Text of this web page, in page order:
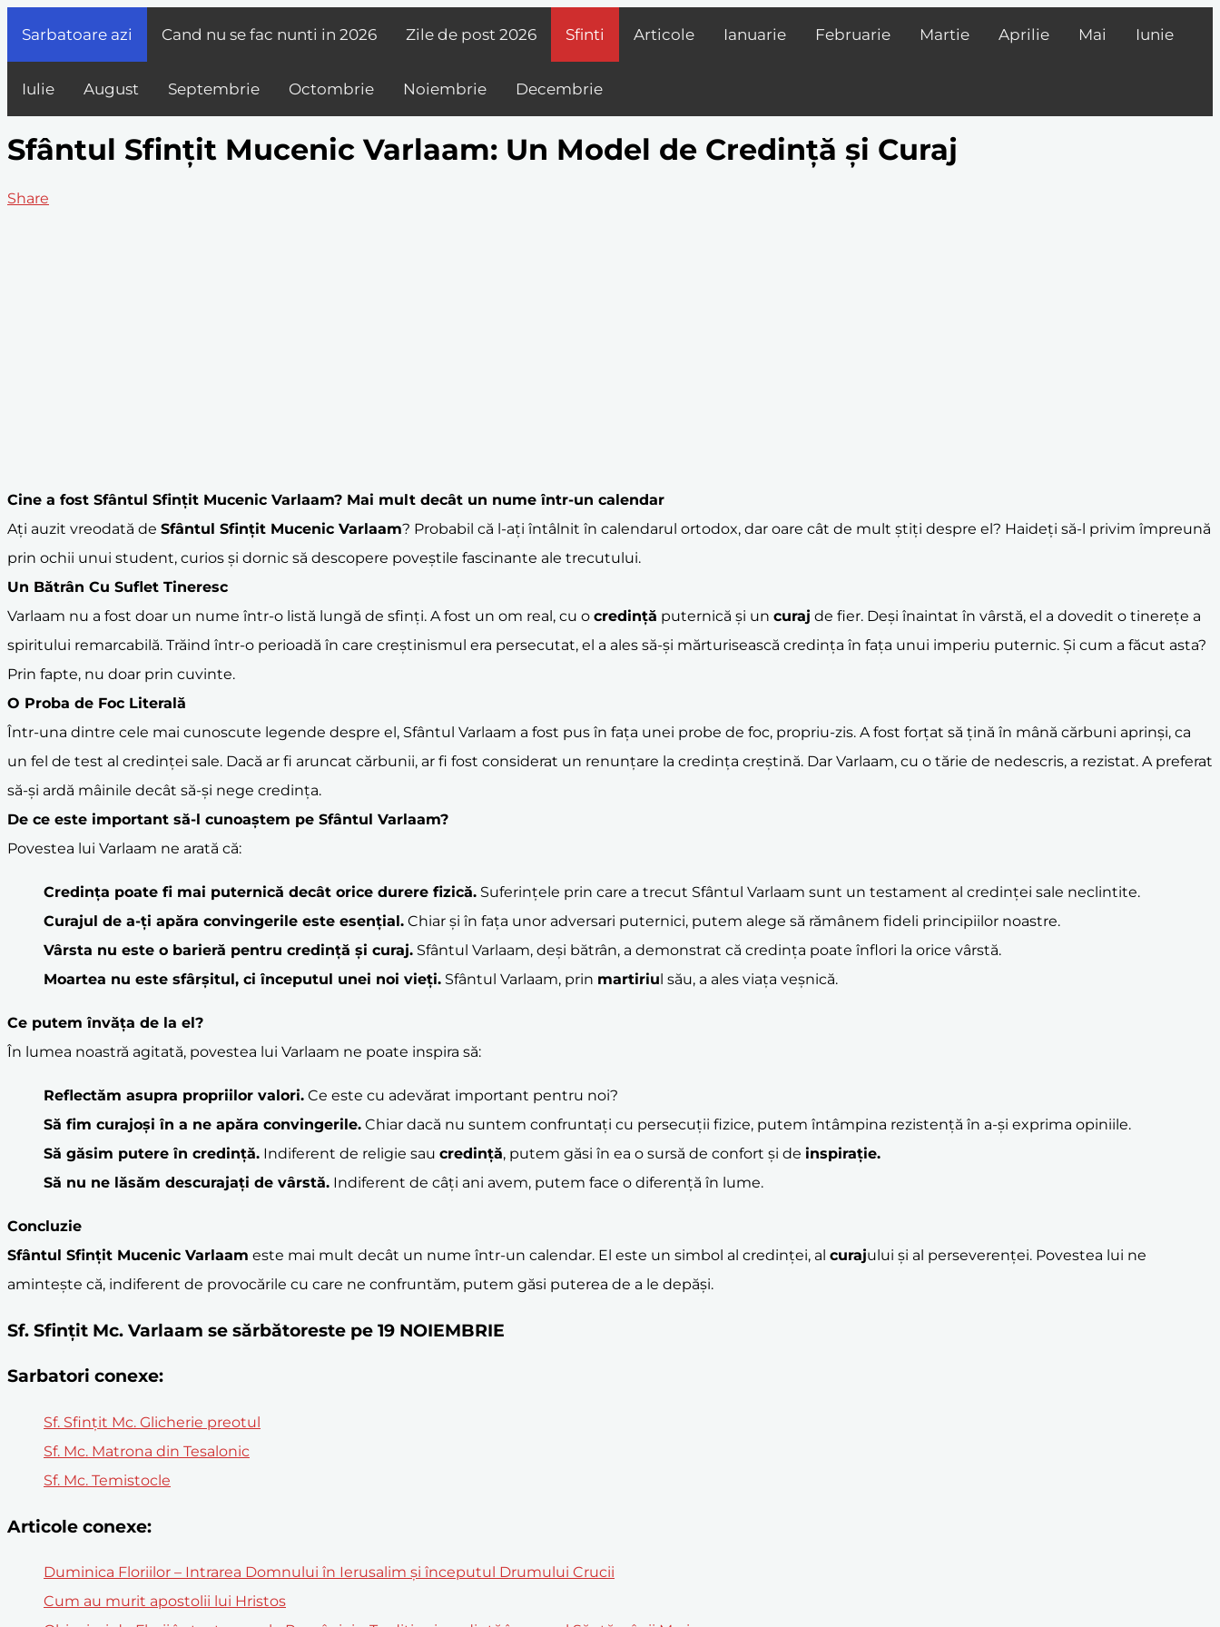
Sarbatoare azi Cand nu se fac nunti in 2026 Zile de post 2026 Sfinti Articole Ianuarie Februarie Martie Aprilie Mai Iunie
Iulie August Septembrie Octombrie Noiembrie Decembrie
Sfântul Sfințit Mucenic Varlaam: Un Model de Credință și Curaj
Share
Cine a fost Sfântul Sfințit Mucenic Varlaam? Mai mult decât un nume într-un calendar
Ați auzit vreodată de Sfântul Sfințit Mucenic Varlaam? Probabil că l-ați întâlnit în calendarul ortodox, dar oare cât de mult știți despre el? Haideți să-l privim împreună
prin ochii unui student, curios și dornic să descopere poveștile fascinante ale trecutului.
Un Bătrân Cu Suflet Tineresc
Varlaam nu a fost doar un nume într-o listă lungă de sfinți. A fost un om real, cu o credință puternică și un curaj de fier. Deși înaintat în vârstă, el a dovedit o tinerețe a
spiritului remarcabilă. Trăind într-o perioadă în care creștinismul era persecutat, el a ales să-și mărturisească credința în fața unui imperiu puternic. Și cum a făcut asta?
Prin fapte, nu doar prin cuvinte.
O Proba de Foc Literală
Într-una dintre cele mai cunoscute legende despre el, Sfântul Varlaam a fost pus în fața unei probe de foc, propriu-zis. A fost forțat să țină în mână cărbuni aprinși, ca
un fel de test al credinței sale. Dacă ar fi aruncat cărbunii, ar fi fost considerat un renunțare la credința creștină. Dar Varlaam, cu o tărie de nedescris, a rezistat. A preferat
să-și ardă mâinile decât să-și nege credința.
De ce este important să-l cunoaștem pe Sfântul Varlaam?
Povestea lui Varlaam ne arată că:
Credința poate fi mai puternică decât orice durere fizică. Suferințele prin care a trecut Sfântul Varlaam sunt un testament al credinței sale neclintite.
Curajul de a-ți apăra convingerile este esențial. Chiar și în fața unor adversari puternici, putem alege să rămânem fideli principiilor noastre.
Vârsta nu este o barieră pentru credință și curaj. Sfântul Varlaam, deși bătrân, a demonstrat că credința poate înflori la orice vârstă.
Moartea nu este sfârșitul, ci începutul unei noi vieți. Sfântul Varlaam, prin martiriul său, a ales viața veșnică.
Ce putem învăța de la el?
În lumea noastră agitată, povestea lui Varlaam ne poate inspira să:
Reflectăm asupra propriilor valori. Ce este cu adevărat important pentru noi?
Să fim curajoși în a ne apăra convingerile. Chiar dacă nu suntem confruntați cu persecuții fizice, putem întâmpina rezistență în a-și exprima opiniile.
Să găsim putere în credință. Indiferent de religie sau credință, putem găsi în ea o sursă de confort și de inspirație.
Să nu ne lăsăm descurajați de vârstă. Indiferent de câți ani avem, putem face o diferență în lume.
Concluzie
Sfântul Sfințit Mucenic Varlaam este mai mult decât un nume într-un calendar. El este un simbol al credinței, al curajului și al perseverenței. Povestea lui ne
amintește că, indiferent de provocările cu care ne confruntăm, putem găsi puterea de a le depăși.
Sf. Sfinţit Mc. Varlaam se sărbătoreste pe 19 NOIEMBRIE
Sarbatori conexe:
Sf. Sfinţit Mc. Glicherie preotul
Sf. Mc. Matrona din Tesalonic
Sf. Mc. Temistocle
Articole conexe:
Duminica Floriilor – Intrarea Domnului în Ierusalim și începutul Drumului Crucii
Cum au murit apostolii lui Hristos